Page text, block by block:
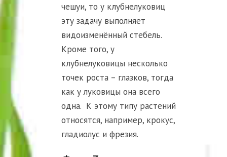
чешуи, то у клубнелуковиц
эту задачу выполняет
видоизменённый стебель.
Кроме того, у
клубнелуковицы несколько
точек роста – глазков, тогда
как у луковицы она всего
одна. К этому типу растений
относятся, например, крокус,
гладиолус и фрезия.